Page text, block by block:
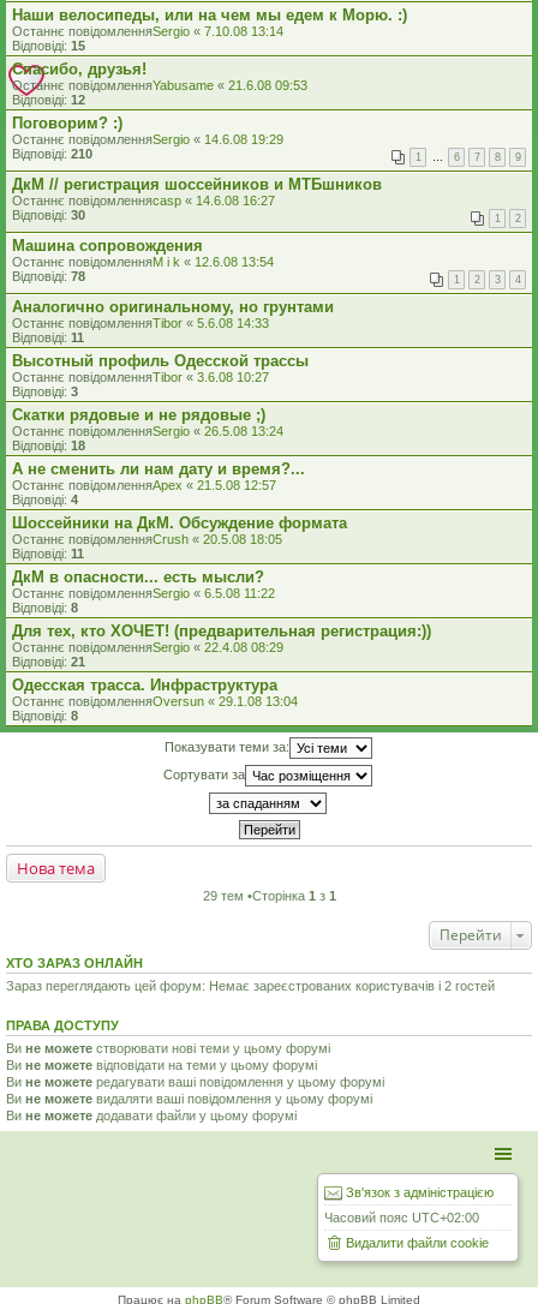
Наши велосипеды, или на чем мы едем к Морю. :)
Останнє повідомленняSergio « 7.10.08 13:14
Відповіді: 15
Спасибо, друзья!
Останнє повідомленняYabusame « 21.6.08 09:53
Відповіді: 12
Поговорим? :)
Останнє повідомленняSergio « 14.6.08 19:29
Відповіді: 210 1 … 6 7 8 9
ДкМ // регистрация шоссейников и МТБшников
Останнє повідомленняcasp « 14.6.08 16:27
Відповіді: 30 1 2
Машина сопровождения
Останнє повідомленняM i k « 12.6.08 13:54
Відповіді: 78 1 2 3 4
Аналогично оригинальному, но грунтами
Останнє повідомленняTibor « 5.6.08 14:33
Відповіді: 11
Высотный профиль Одесской трассы
Останнє повідомленняTibor « 3.6.08 10:27
Відповіді: 3
Скатки рядовые и не рядовые ;)
Останнє повідомленняSergio « 26.5.08 13:24
Відповіді: 18
А не сменить ли нам дату и время?...
Останнє повідомленняApex « 21.5.08 12:57
Відповіді: 4
Шоссейники на ДкМ. Обсуждение формата
Останнє повідомленняCrush « 20.5.08 18:05
Відповіді: 11
ДкМ в опасности... есть мысли?
Останнє повідомленняSergio « 6.5.08 11:22
Відповіді: 8
Для тех, кто ХОЧЕТ! (предварительная регистрация:))
Останнє повідомленняSergio « 22.4.08 08:29
Відповіді: 21
Одесская трасса. Инфраструктура
Останнє повідомленняOversun « 29.1.08 13:04
Відповіді: 8
Показувати теми за:
Сортувати за
Нова тема
29 тем •Сторінка 1 з 1
Перейти
ХТО ЗАРАЗ ОНЛАЙН
Зараз переглядають цей форум: Немає зареєстрованих користувачів і 2 гостей
ПРАВА ДОСТУПУ
Ви не можете створювати нові теми у цьому форумі
Ви не можете відповідати на теми у цьому форумі
Ви не можете редагувати ваші повідомлення у цьому форумі
Ви не можете видаляти ваші повідомлення у цьому форумі
Ви не можете додавати файли у цьому форумі
Зв'язок з адміністрацією
Часовий пояс UTC+02:00
Видалити файли cookie
Працює на phpBB® Forum Software © phpBB Limited